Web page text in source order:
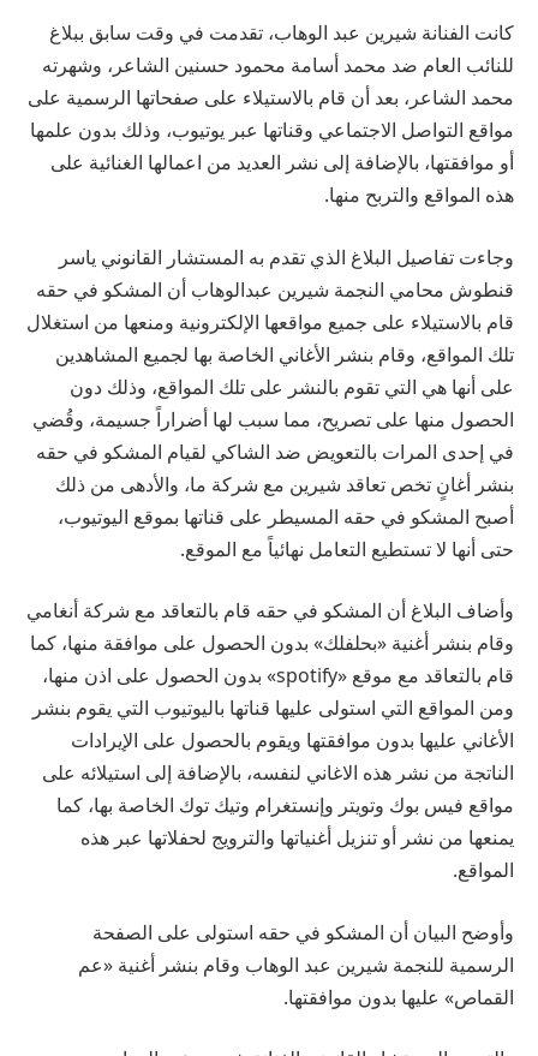
كانت الفنانة شيرين عبد الوهاب، تقدمت في وقت سابق ببلاغ
للنائب العام ضد محمد أسامة محمود حسنين الشاعر، وشهرته
محمد الشاعر، بعد أن قام بالاستيلاء على صفحاتها الرسمية على
مواقع التواصل الاجتماعي وقناتها عبر يوتيوب، وذلك بدون علمها
أو موافقتها، بالإضافة إلى نشر العديد من اعمالها الغنائية على
هذه المواقع والتربح منها.
وجاءت تفاصيل البلاغ الذي تقدم به المستشار القانوني ياسر
قنطوش محامي النجمة شيرين عبدالوهاب أن المشكو في حقه
قام بالاستيلاء على جميع مواقعها الإلكترونية ومنعها من استغلال
تلك المواقع، وقام بنشر الأغاني الخاصة بها لجميع المشاهدين
على أنها هي التي تقوم بالنشر على تلك المواقع، وذلك دون
الحصول منها على تصريح، مما سبب لها أضراراً جسيمة، وقُضي
في إحدى المرات بالتعويض ضد الشاكي لقيام المشكو في حقه
بنشر أغانٍ تخص تعاقد شيرين مع شركة ما، والأدهى من ذلك
أصبح المشكو في حقه المسيطر على قناتها بموقع اليوتيوب،
حتى أنها لا تستطيع التعامل نهائياً مع الموقع.
وأضاف البلاغ أن المشكو في حقه قام بالتعاقد مع شركة أنغامي
وقام بنشر أغنية «بحلفلك» بدون الحصول على موافقة منها، كما
قام بالتعاقد مع موقع «spotify» بدون الحصول على اذن منها،
ومن المواقع التي استولى عليها قناتها باليوتيوب التي يقوم بنشر
الأغاني عليها بدون موافقتها ويقوم بالحصول على الإيرادات
الناتجة من نشر هذه الاغاني لنفسه، بالإضافة إلى استيلائه على
مواقع فيس بوك وتويتر وإنستغرام وتيك توك الخاصة بها، كما
يمنعها من نشر أو تنزيل أغنياتها والترويج لحفلاتها عبر هذه
المواقع.
وأوضح البيان أن المشكو في حقه استولى على الصفحة
الرسمية للنجمة شيرين عبد الوهاب وقام بنشر أغنية «عم
القماص» عليها بدون موافقتها.